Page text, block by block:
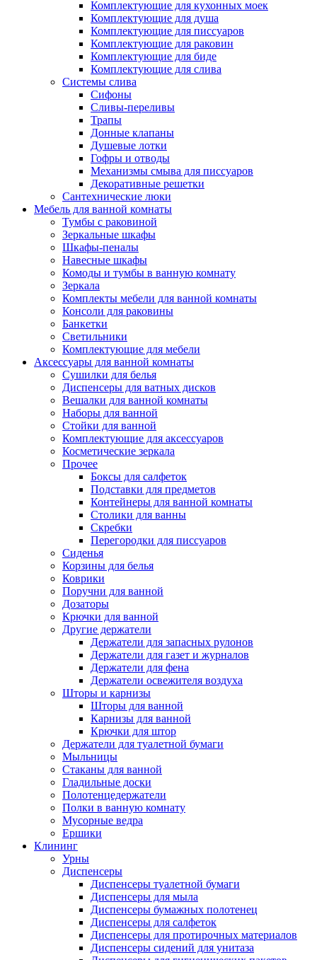
Комплектующие для кухонных моек
Комплектующие для душа
Комплектующие для писсуаров
Комплектующие для раковин
Комплектующие для биде
Комплектующие для слива
Системы слива
Сифоны
Сливы-переливы
Трапы
Донные клапаны
Душевые лотки
Гофры и отводы
Механизмы смыва для писсуаров
Декоративные решетки
Сантехнические люки
Мебель для ванной комнаты
Тумбы с раковиной
Зеркальные шкафы
Шкафы-пеналы
Навесные шкафы
Комоды и тумбы в ванную комнату
Зеркала
Комплекты мебели для ванной комнаты
Консоли для раковины
Банкетки
Светильники
Комплектующие для мебели
Аксессуары для ванной комнаты
Сушилки для белья
Диспенсеры для ватных дисков
Вешалки для ванной комнаты
Наборы для ванной
Стойки для ванной
Комплектующие для аксессуаров
Косметические зеркала
Прочее
Боксы для салфеток
Подставки для предметов
Контейнеры для ванной комнаты
Столики для ванны
Скребки
Перегородки для писсуаров
Сиденья
Корзины для белья
Коврики
Поручни для ванной
Дозаторы
Крючки для ванной
Другие держатели
Держатели для запасных рулонов
Держатели для газет и журналов
Держатели для фена
Держатели освежителя воздуха
Шторы и карнизы
Шторы для ванной
Карнизы для ванной
Крючки для штор
Держатели для туалетной бумаги
Мыльницы
Стаканы для ванной
Гладильные доски
Полотенцедержатели
Полки в ванную комнату
Мусорные ведра
Ершики
Клининг
Урны
Диспенсеры
Диспенсеры туалетной бумаги
Диспенсеры для мыла
Диспенсеры бумажных полотенец
Диспенсеры для салфеток
Диспенсеры для протирочных материалов
Диспенсеры сидений для унитаза